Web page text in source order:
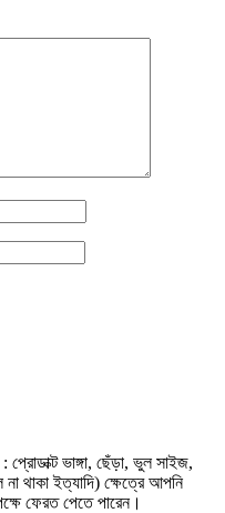
প্রোডাক্ট ভাঙ্গা, ছেঁড়া, ভুল সাইজ,
না থাকা ইত্যাদি) ক্ষেত্রে আপনি
ফেরত পেতে পারেন।